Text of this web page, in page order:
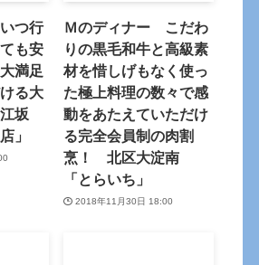
つ行
も安
満足
る大
坂
」
Ｍのディナー こだわ
りの黒毛和牛と高級素
材を惜しげもなく使っ
た極上料理の数々で感
動をあたえていただけ
る完全会員制の肉割
烹！ 北区大淀南
「とらいち」
2018年11月30日 18:00